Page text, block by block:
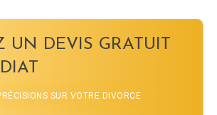
UN DEVIS GRATUIT
SUR VOTRE DIVORCE